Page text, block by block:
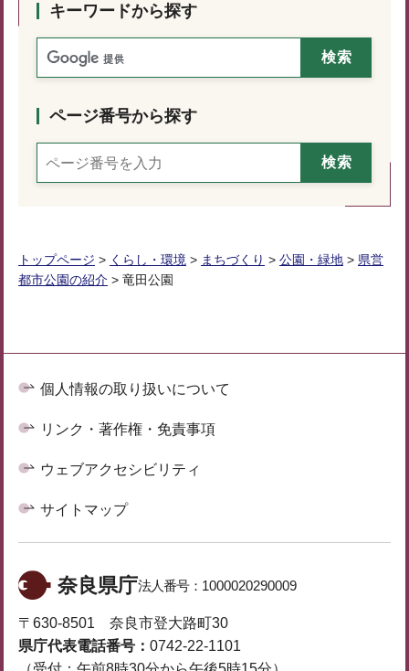
キーワードから探す
ページ番号から探す
トップページ > くらし・環境 > まちづくり > 公園・緑地 > 県営
都市公園の紹介 > 竜田公園
個人情報の取り扱いについて
リンク・著作権・免責事項
ウェブアクセシビリティ
サイトマップ
奈良県庁法人番号： 1000020290009
〒630-8501 奈良市登大路町30
県庁代表電話番号： 0742-22-1101